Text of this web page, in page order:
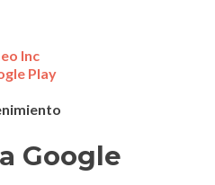
Inc
Play
Google